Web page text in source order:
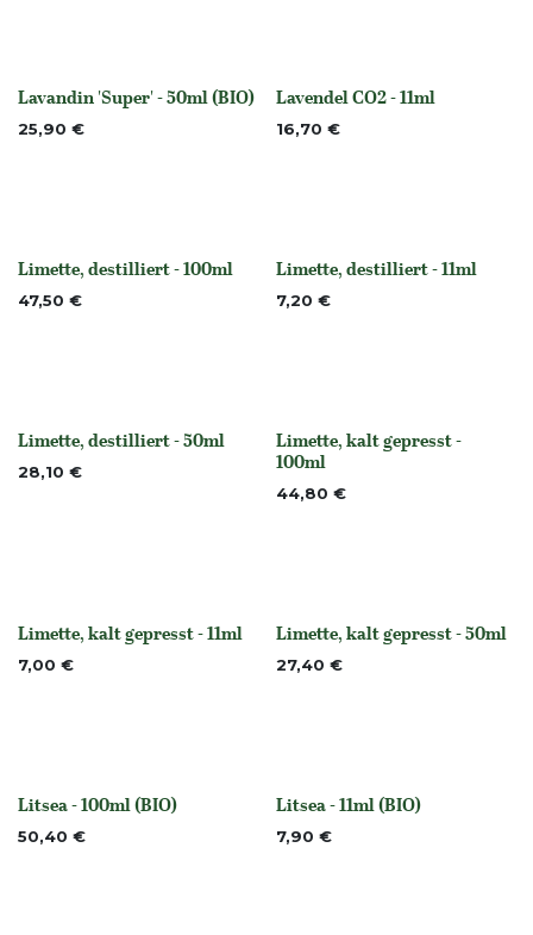
None
Lavandin 'Super' - 50ml (BIO)
25,90 € None
Lavendel CO2 - 11ml
16,70 €
None
Limette, destilliert - 100ml
47,50 € None
Limette, destilliert - 11ml
7,20 €
None
Limette, destilliert - 50ml
28,10 € None
Limette, kalt gepresst -
100ml
44,80 €
None
Limette, kalt gepresst - 11ml
7,00 € None
Limette, kalt gepresst - 50ml
27,40 €
None
Litsea - 100ml (BIO)
50,40 € None
Litsea - 11ml (BIO)
7,90 €